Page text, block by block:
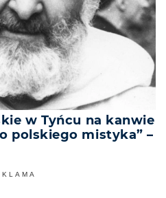
w Tyńcu na kanwie
polskiego mistyka” –